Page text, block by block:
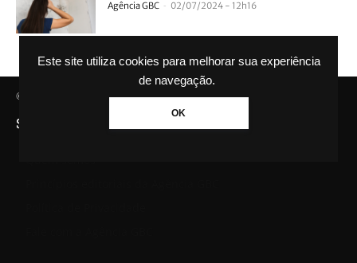
Este site utiliza cookies para melhorar sua experiência
de navegação.
OK
Agência GBC - 02/07/2024 - 12h16
© Agência GBC. Aqui tem notícia. Todos os direitos reservados.
SAIBA MAIS SOBRE A AGÊNCIA GBC